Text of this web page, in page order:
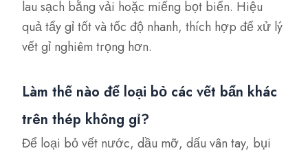
lau sạch bằng vải hoặc miếng bọt biển. Hiệu
quả tẩy gỉ tốt và tốc độ nhanh, thích hợp để xử lý
vết gỉ nghiêm trọng hơn.
Làm thế nào để loại bỏ các vết bẩn khác
trên thép không gỉ?
Để loại bỏ vết nước, dầu mỡ, dấu vân tay, bụi